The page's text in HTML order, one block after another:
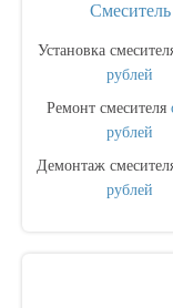
Смеситель
Установка
рублей
Ремонт смесителя
рублей
Демонтаж
рублей